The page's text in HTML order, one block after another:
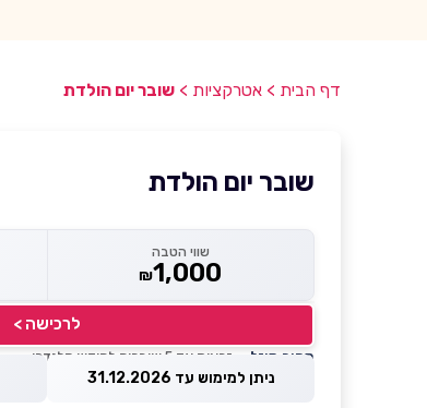
דף הבית > אטרקציות > שובר יום הולדת
שובר יום הולדת
שווי הטבה
₪1,000
לרכישה >
מחיר מוזל — זכאות עד 5 שוברים לחודש קלנדרי
ניתן למימוש עד 31.12.2026